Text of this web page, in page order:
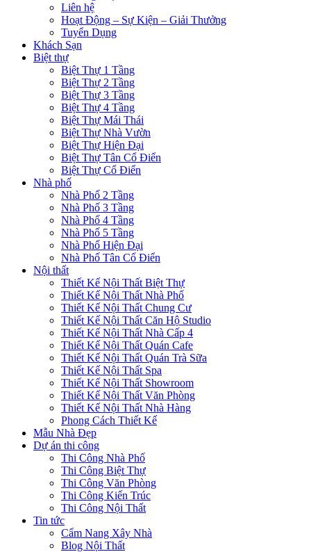
Liên hệ
Hoạt Động – Sự Kiện – Giải Thưởng
Tuyển Dụng
Khách Sạn
Biệt thự
Biệt Thự 1 Tầng
Biệt Thự 2 Tầng
Biệt Thự 3 Tầng
Biệt Thự 4 Tầng
Biệt Thự Mái Thái
Biệt Thự Nhà Vườn
Biệt Thự Hiện Đại
Biệt Thự Tân Cổ Điển
Biệt Thự Cổ Điển
Nhà phố
Nhà Phố 2 Tầng
Nhà Phố 3 Tầng
Nhà Phố 4 Tầng
Nhà Phố 5 Tầng
Nhà Phố Hiện Đại
Nhà Phố Tân Cổ Điển
Nội thất
Thiết Kế Nội Thất Biệt Thự
Thiết Kế Nội Thất Nhà Phố
Thiết Kế Nội Thất Chung Cư
Thiết Kế Nội Thất Căn Hộ Studio
Thiết Kế Nội Thất Nhà Cấp 4
Thiết Kế Nội Thất Quán Cafe
Thiết Kế Nội Thất Quán Trà Sữa
Thiết Kế Nội Thất Spa
Thiết Kế Nội Thất Showroom
Thiết Kế Nội Thất Văn Phòng
Thiết Kế Nội Thất Nhà Hàng
Phong Cách Thiết Kế
Mẫu Nhà Đẹp
Dự án thi công
Thi Công Nhà Phố
Thi Công Biệt Thự
Thi Công Văn Phòng
Thi Công Kiến Trúc
Thi Công Nội Thất
Tin tức
Cẩm Nang Xây Nhà
Blog Nội Thất